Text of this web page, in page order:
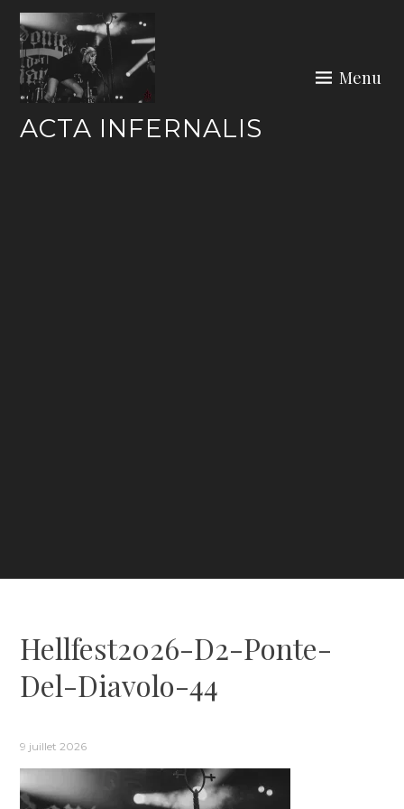
Skip
content
ACTA INFERNALIS
Menu
Hellfest2026-D2-Ponte-
Del-Diavolo-44
9 juillet 2026